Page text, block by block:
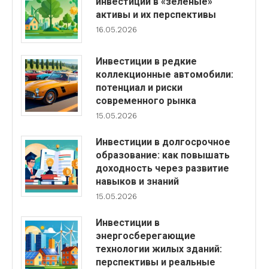
активы и их перспективы
16.05.2026
Инвестиции в редкие
коллекционные автомобили:
потенциал и риски
современного рынка
15.05.2026
Инвестиции в долгосрочное
образование: как повышать
доходность через развитие
навыков и знаний
15.05.2026
Инвестиции в
энергосберегающие
технологии жилых зданий:
перспективы и реальные